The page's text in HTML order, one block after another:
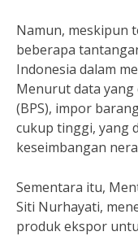
Namun, meskipun
beberapa
Indonesia dalam
Menurut data yang
(BPS), impor
cukup tinggi, yang
keseimbangan
Sementara itu,
Siti Nurhayati,
produk ekspor